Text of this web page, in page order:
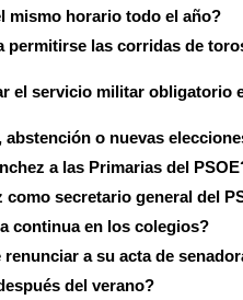
mismo horario todo el año?
permitirse las corridas de
el servicio militar obligatorio
abstención o nuevas
a las Primarias del
secretario general del
continua en los colegios?
a su acta de
del verano?